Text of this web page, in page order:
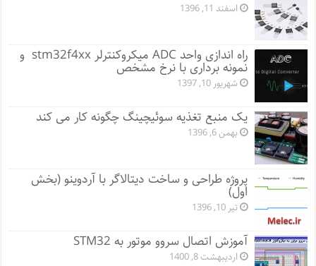
اسفند 11, 1396
راه اندازی واحد ADC میکروکنترلر stm32f4xx و
نمونه برداری با نرخ مشخص
شهریور 10, 1397
یک منبع تغذیه سوئیچینگ چگونه کار می کند
بهمن 6, 1396
پروژه طراحی و ساخت دیتالاگر با آردوینو (بخش
اول)
تیر 10, 1396
آموزش اتصال سروو موتور به STM32
اردیبهشت 8, 1400